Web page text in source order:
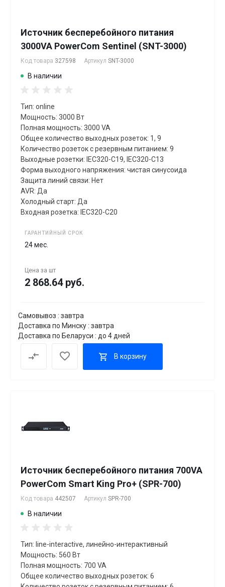
Источник бесперебойного питания
3000VA PowerCom Sentinel (SNT-3000)
Код товара 327598 Артикул SNT-3000
В наличии
Тип: online
Мощность: 3000 Вт
Полная мощность: 3000 VA
Общее количество выходных розеток: 1, 9
Количество розеток с резервным питанием: 9
Выходные розетки: IEC320-C19, IEC320-C13
Форма выходного напряжения: чистая синусоида
Защита линий связи: Нет
AVR: Да
Холодный старт: Да
Входная розетка: IEC320-C20
ГАРАНТИЙНЫЙ СРОК
24 мес.
Цена за шт
2 868.64 руб.
Самовывоз : завтра
Доставка по Минску : завтра
Доставка по Беларуси : до 4 дней
В корзину
Источник бесперебойного питания 700VA
PowerCom Smart King Pro+ (SPR-700)
Код товара 442507 Артикул SPR-700
В наличии
Тип: line-interactive, линейно-интерактивный
Мощность: 560 Вт
Полная мощность: 700 VA
Общее количество выходных розеток: 6